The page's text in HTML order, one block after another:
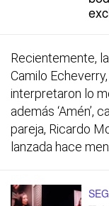
Recientemente,
Camilo
interpretaron lo
además ‘Amén’,
pareja, Ricardo
lanzada hace